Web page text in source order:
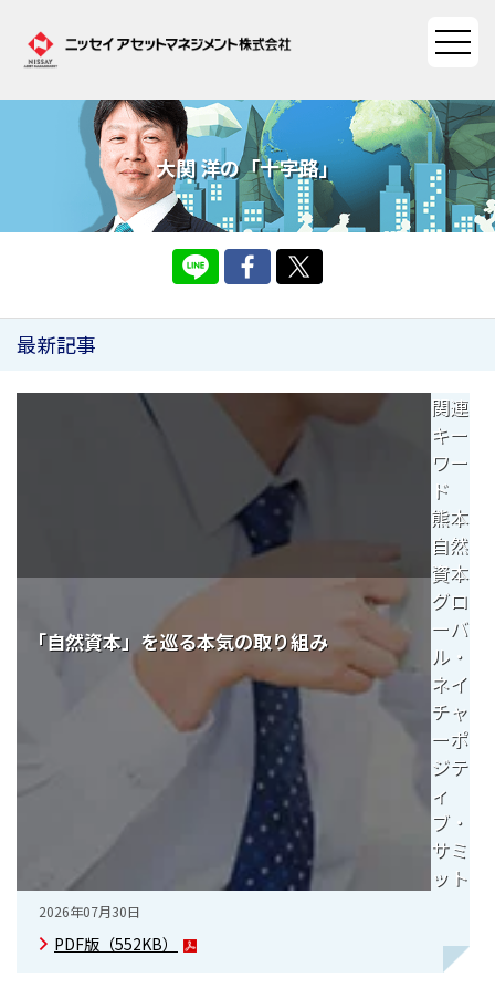
ファンド情報
ファンド情報TOP
ファンド検索
決算カレンダー
ちょこっと3分！ファンドシアター
有価証券届出書の効力の発生の有無について
こだわりのインデックスファンド 購入・換金手数料なしシ
確定拠出年金制度について
確定拠出年金 基準価額一覧
マーケット情報
マーケット指数
マーケットレポート
資産形成サービス
NAMシティ
お問い合わせ
トップメッセージ
特別対談
サステナビリティ経営基本方針
サステナビリティ推進体制
サステナビリティへの取り組み
サステナビリティレポート
サステナブル投資
ニッセイアセットについて
ニッセイアセットについてTOP
受賞歴
方針・その他開示情報
採用情報 English
検索したいキーワードを入力してください。
資産形成はじめるなら
大関 洋の「十字路」
最新記事
「自然資本」を巡る本気の取り組み
関連
キー
ワー
ド
熊本
自然
資本
グロ
ーバ
ル・
ネイ
チャ
ーポ
ジテ
ィ
ブ・
サミ
ット
2026年07月30日
PDF版（552KB）